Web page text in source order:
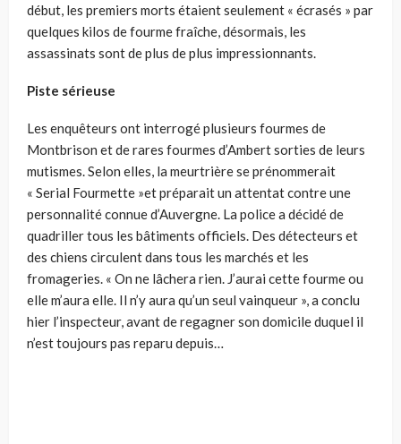
début, les premiers morts étaient seulement « écrasés » par
quelques kilos de fourme fraîche, désormais, les
assassinats sont de plus de plus impressionnants.
Piste sérieuse
Les enquêteurs ont interrogé plusieurs fourmes de
Montbrison et de rares fourmes d’Ambert sorties de leurs
mutismes. Selon elles, la meurtrière se prénommerait
« Serial Fourmette »et préparait un attentat contre une
personnalité connue d’Auvergne. La police a décidé de
quadriller tous les bâtiments officiels. Des détecteurs et
des chiens circulent dans tous les marchés et les
fromageries. « On ne lâchera rien. J’aurai cette fourme ou
elle m’aura elle. Il n’y aura qu’un seul vainqueur », a conclu
hier l’inspecteur, avant de regagner son domicile duquel il
n’est toujours pas reparu depuis…